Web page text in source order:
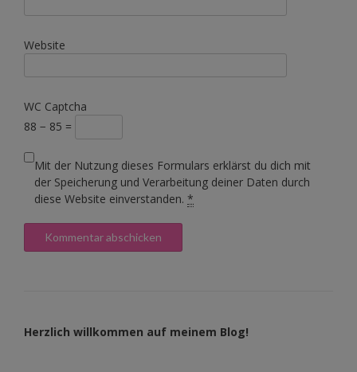
Website
WC Captcha
88 − 85 =
Mit der Nutzung dieses Formulars erklärst du dich mit
der Speicherung und Verarbeitung deiner Daten durch
diese Website einverstanden. *
Herzlich willkommen auf meinem Blog!